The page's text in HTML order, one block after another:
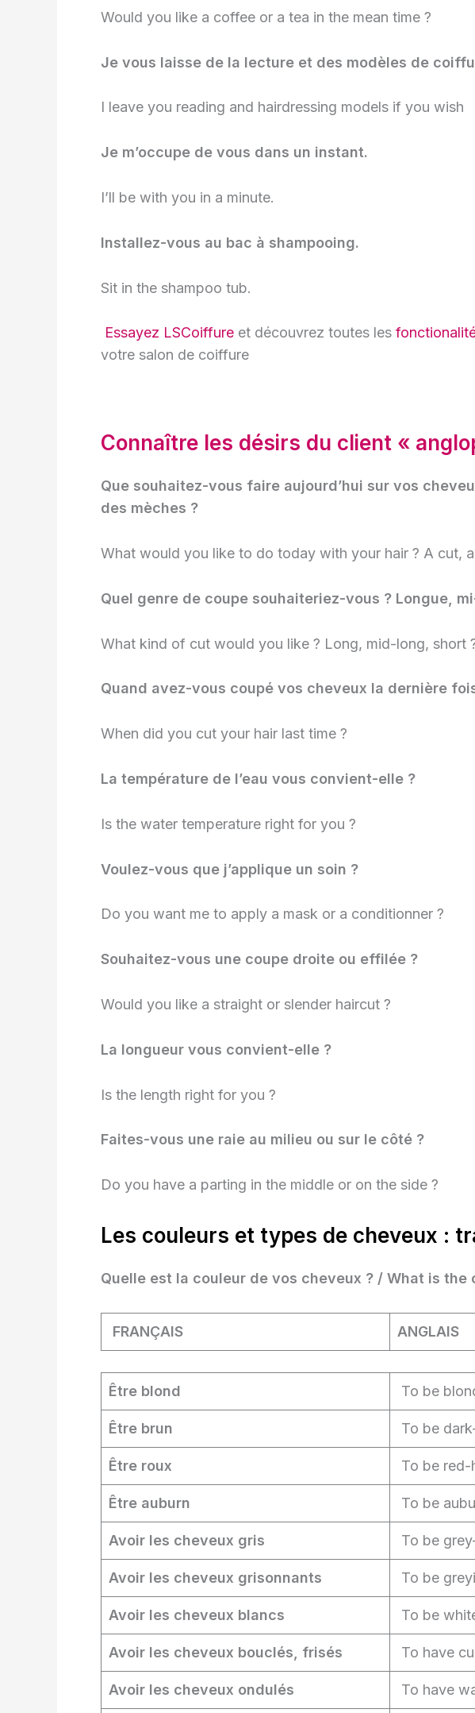
Would you like a coffee or a tea in the mean time ?
Je vous laisse de la lecture et des modèles de
I leave you reading and hairdressing models if you wish
Je m’occupe de vous dans un instant.
I’ll be with you in a minute.
Installez-vous au bac à shampooing.
Sit in the shampoo tub.
Essayez LSCoiffure et découvrez toutes les
votre salon de coiffure
Connaître les désirs du client «
Que souhaitez-vous faire aujourd’hui sur vos
des mèches ?
What would you like to do today with your hair ? A cut,
Quel genre de coupe souhaiteriez-vous ? Longue,
What kind of cut would you like ? Long, mid-long, short
Quand avez-vous coupé vos cheveux la dernière
When did you cut your hair last time ?
La température de l’eau vous convient-elle ?
Is the water temperature right for you ?
Voulez-vous que j’applique un soin ?
Do you want me to apply a mask or a conditionner ?
Souhaitez-vous une coupe droite ou effilée ?
Would you like a straight or slender haircut ?
La longueur vous convient-elle ?
Is the length right for you ?
Faites-vous une raie au milieu ou sur le côté ?
Do you have a parting in the middle or on the side ?
Les couleurs et types de cheveux :
Quelle est la couleur de vos cheveux ? / What is the
FRANÇAIS ANGLAIS
Être blond To be
Être brun To be
Être roux To be red-
Être auburn To be
Avoir les cheveux gris To be
Avoir les cheveux grisonnants To be
Avoir les cheveux blancs To be
Avoir les cheveux bouclés, frisés To have
Avoir les cheveux ondulés To have